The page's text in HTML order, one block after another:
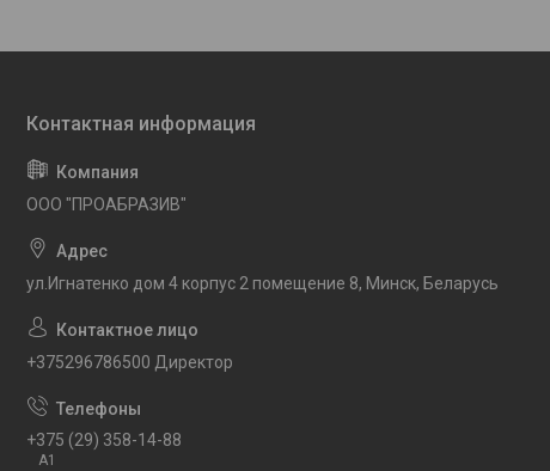
OOO "ПРОАБРАЗИВ"
ул.Игнатенко дом 4 корпус 2 помещение 8, Минск, Беларусь
+375296786500 Директор
+375 (29) 358-14-88
A1